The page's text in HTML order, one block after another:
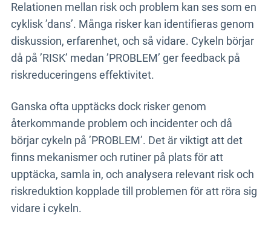
Relationen mellan risk och problem kan ses som en
cyklisk ’dans’. Många risker kan identifieras genom
diskussion, erfarenhet, och så vidare. Cykeln börjar
då på ’RISK’ medan ’PROBLEM’ ger feedback på
riskreduceringens effektivitet.
Ganska ofta upptäcks dock risker genom
återkommande problem och incidenter och då
börjar cykeln på ’PROBLEM’. Det är viktigt att det
finns mekanismer och rutiner på plats för att
upptäcka, samla in, och analysera relevant risk och
riskreduktion kopplade till problemen för att röra sig
vidare i cykeln.